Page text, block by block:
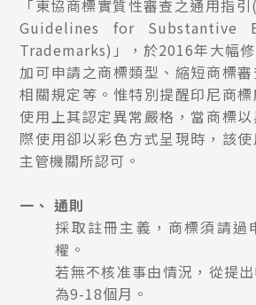
「東協商標實質性審查之通用指
Guidelines for Substantive
Trademarks)」，於2016年大幅
加可申請之商標類型、縮短商標
相關規定等。惟特別提醒印尼商
使用上其認定異常嚴格，當商標
際使用卻以彩色方式呈現時，該
主管機關所認可。
一、 通則
採取註冊主義，商標須請過
權。
若無不核准事由情況，從提
為9-18個月。